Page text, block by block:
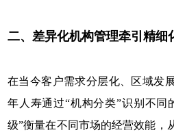
二、差异化机构管理牵引精细
在当今客户需求分层化、区域发
年人寿通过“机构分类”识别不同
级”衡量在不同市场的经营效能，